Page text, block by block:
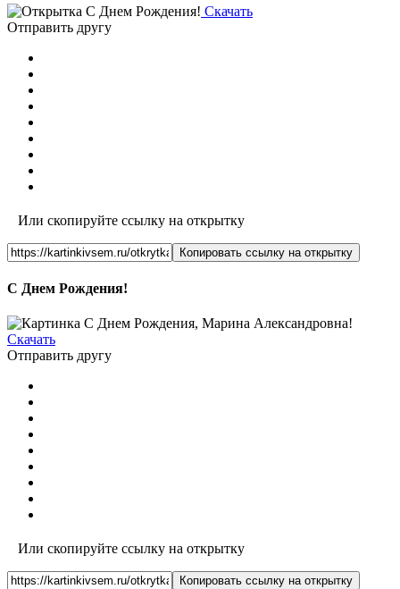
Скачать
Отправить другу
Или скопируйте ссылку на открытку
Копировать ссылку на открытку
С Днем Рождения!
Скачать
Отправить другу
Или скопируйте ссылку на открытку
Копировать ссылку на открытку